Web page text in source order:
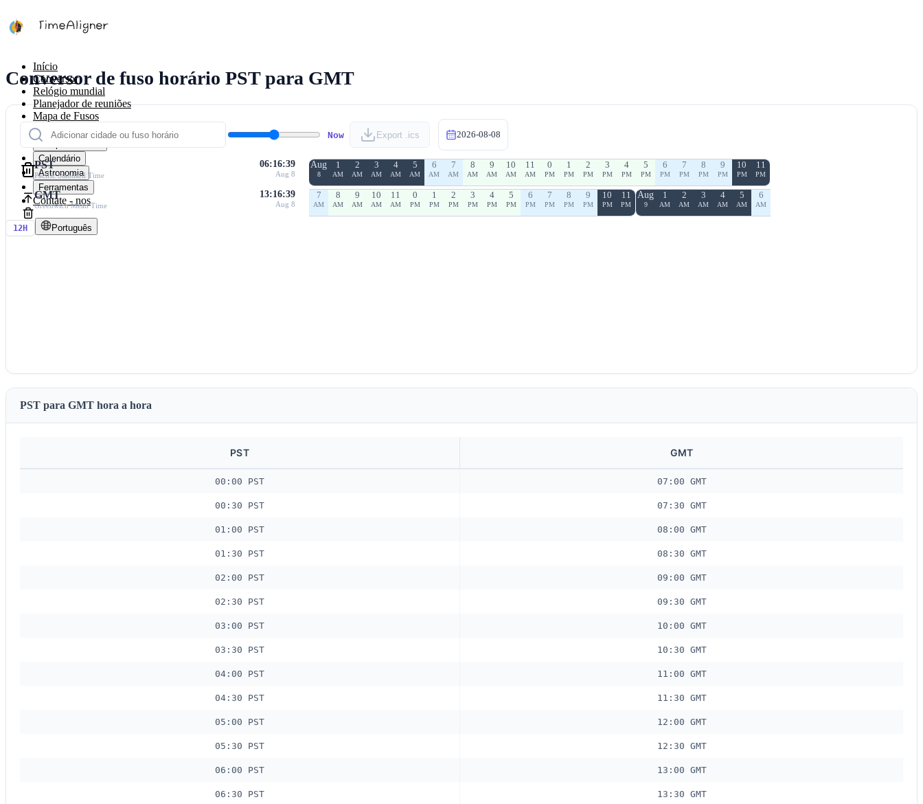
Início
Conversor
Relógio mundial
Planejador de reuniões
Mapa de Fusos
Calculadoras
Temporizadores
Calendário
Astronomia
Ferramentas
Contate - nos
12H Português
Conversor de fuso horário PST para GMT
Now Export .ics 2026-08-08
PST
Pacific Standard Time
06:16:39
Aug 8
Aug
8
1
AM
2
AM
3
AM
4
AM
5
AM
6
AM
7
AM
8
AM
9
AM
10
AM
11
AM
0
PM
1
PM
2
PM
3
PM
4
PM
5
PM
6
PM
7
PM
8
PM
9
PM
10
PM
11
PM
GMT
Greenwich Mean Time
13:16:39
Aug 8
7
AM
8
AM
9
AM
10
AM
11
AM
0
PM
1
PM
2
PM
3
PM
4
PM
5
PM
6
PM
7
PM
8
PM
9
PM
10
PM
11
PM
Aug
9
1
AM
2
AM
3
AM
4
AM
5
AM
6
AM
PST para GMT hora a hora
PST GMT
00:00 PST 07:00 GMT
00:30 PST 07:30 GMT
01:00 PST 08:00 GMT
01:30 PST 08:30 GMT
02:00 PST 09:00 GMT
02:30 PST 09:30 GMT
03:00 PST 10:00 GMT
03:30 PST 10:30 GMT
04:00 PST 11:00 GMT
04:30 PST 11:30 GMT
05:00 PST 12:00 GMT
05:30 PST 12:30 GMT
06:00 PST 13:00 GMT
06:30 PST 13:30 GMT